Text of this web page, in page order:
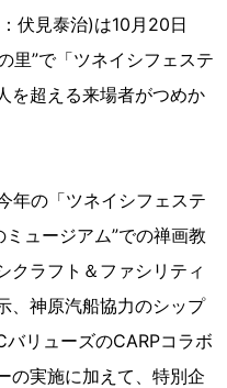
伏見泰治)は10月20日
里”で「ツネイシフェステ
を超える来場者がつめか
年の「ツネイシフェステ
ュージアム”での禅画教
クラフト＆ファシリティ
、神原汽船協力のシップ
リューズのCARPコラボ
の実施に加えて、特別企